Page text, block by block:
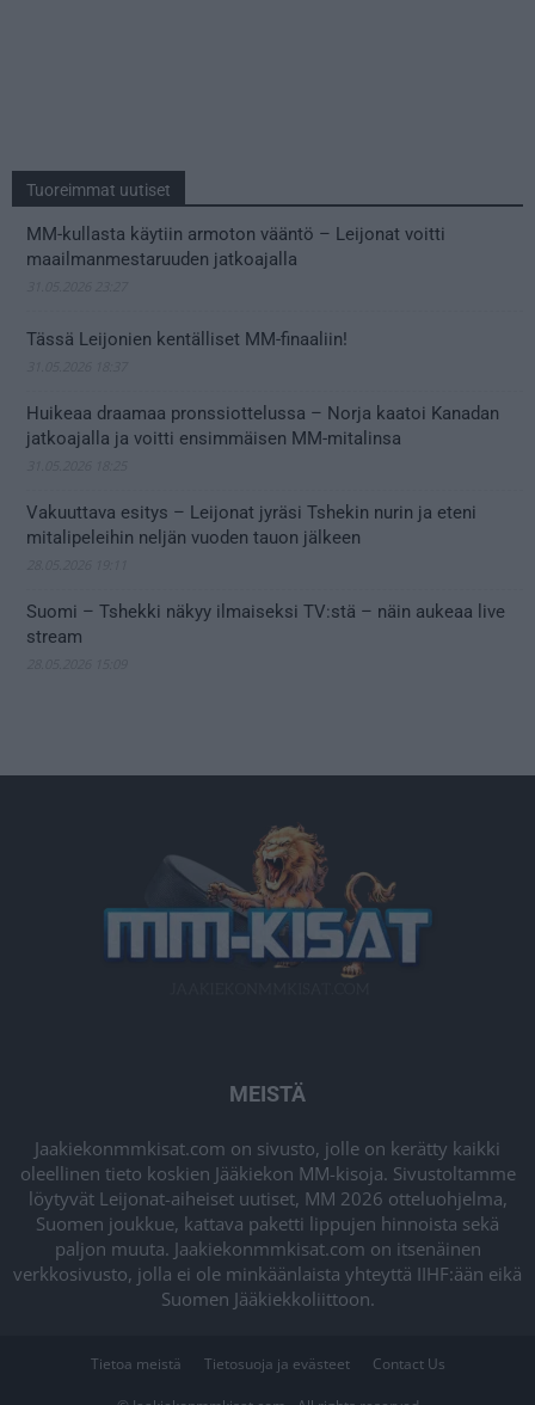
Tuoreimmat uutiset
MM-kullasta käytiin armoton vääntö – Leijonat voitti
maailmanmestaruuden jatkoajalla
Tässä Leijonien kentälliset MM-finaaliin!
Huikeaa draamaa pronssiottelussa – Norja kaatoi Kanadan
jatkoajalla ja voitti ensimmäisen MM-mitalinsa
Vakuuttava esitys – Leijonat jyräsi Tshekin nurin ja eteni
mitalipeleihin neljän vuoden tauon jälkeen
Suomi – Tshekki näkyy ilmaiseksi TV:stä – näin aukeaa live
stream
MEISTÄ
Jaakiekonmmkisat.com on sivusto, jolle on kerätty kaikki
oleellinen tieto koskien Jääkiekon MM-kisoja. Sivustoltamme
löytyvät Leijonat-aiheiset uutiset, MM 2026 otteluohjelma,
Suomen joukkue, kattava paketti lippujen hinnoista sekä
paljon muuta. Jaakiekonmmkisat.com on itsenäinen
verkkosivusto, jolla ei ole minkäänlaista yhteyttä IIHF:ään eikä
Suomen Jääkiekkoliittoon.
Tietoa meistä Tietosuoja ja evästeet Contact Us